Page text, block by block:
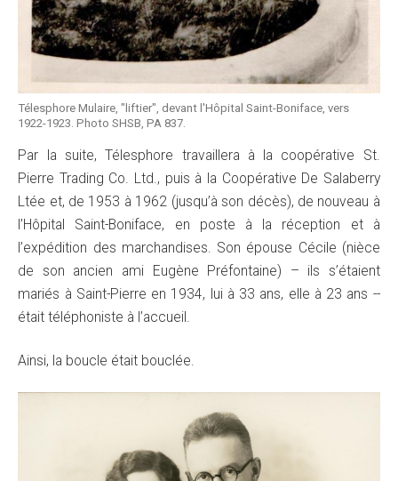
Télesphore Mulaire, "liftier", devant l'Hôpital Saint-Boniface, vers
1922-1923. Photo SHSB, PA 837.
Par la suite, Télesphore travaillera à la coopérative St.
Pierre Trading Co. Ltd., puis à la Coopérative De Salaberry
Ltée et, de 1953 à 1962 (jusqu’à son décès), de nouveau à
l’Hôpital Saint-Boniface, en poste à la réception et à
l’expédition des marchandises. Son épouse Cécile (nièce
de son ancien ami Eugène Préfontaine) – ils s’étaient
mariés à Saint-Pierre en 1934, lui à 33 ans, elle à 23 ans --
était téléphoniste à l’accueil.
Ainsi, la boucle était bouclée.